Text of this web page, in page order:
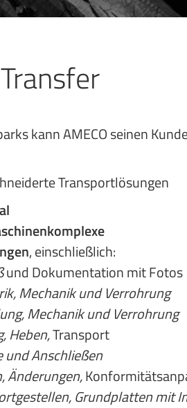
kann AMECO seinen
Transportlösungen
, einschließlich:
und Dokumentation mit Fotos
Mechanik und Verrohrung
Mechanik und Verrohrung
Heben,Transport
Anschließen
Änderungen,
Grundplatten mit